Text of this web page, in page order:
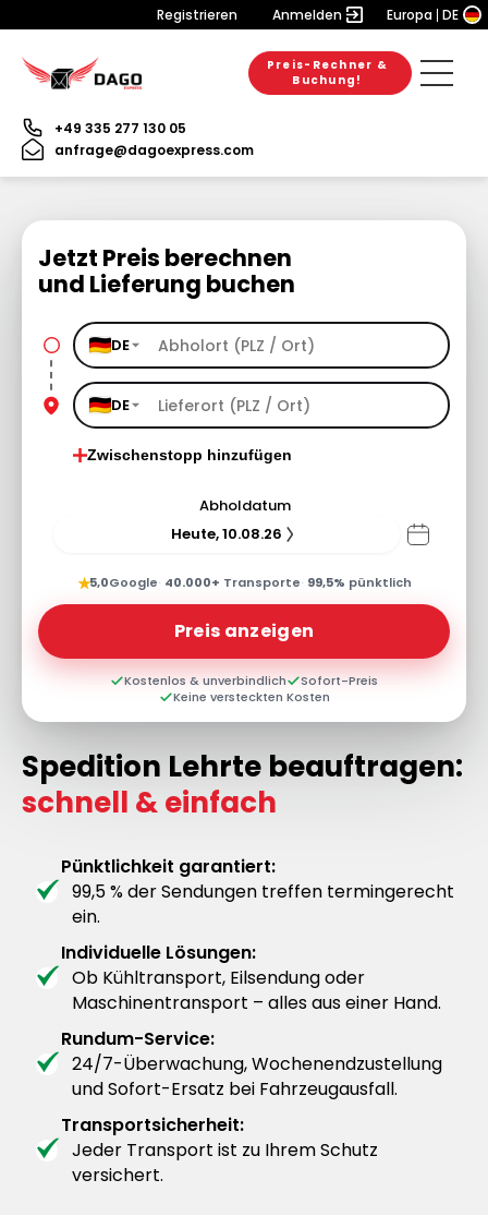
Registrieren Anmelden Europa DE
Preis-Rechner &
Buchung!
+49 335 277 130 05
anfrage@dagoexpress.com
Jetzt Preis berechnen
und Lieferung buchen
DE
DE
Zwischenstopp hinzufügen
Abholdatum
Heute, 10.08.26
★5,0Google· 40.000+ Transporte· 99,5% pünktlich
Preis anzeigen
Kostenlos & unverbindlich
Sofort-Preis
Keine versteckten Kosten
Spedition Lehrte beauftragen:
schnell & einfach
Pünktlichkeit garantiert:
99,5 % der Sendungen treffen termingerecht
ein.
Individuelle Lösungen:
Ob Kühltransport, Eilsendung oder
Maschinentransport – alles aus einer Hand.
Rundum-Service:
24/7-Überwachung, Wochenendzustellung
und Sofort-Ersatz bei Fahrzeugausfall.
Transportsicherheit:
Jeder Transport ist zu Ihrem Schutz
versichert.